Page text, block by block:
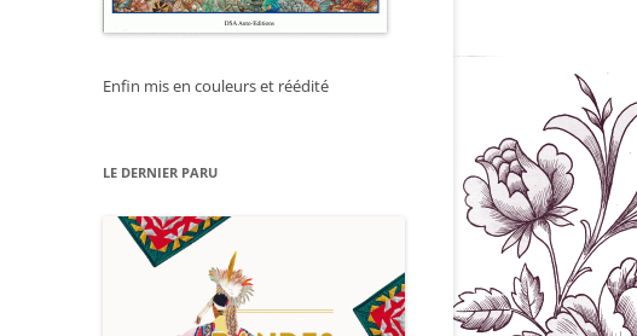
Enfin mis en couleurs et réédité
LE DERNIER PARU